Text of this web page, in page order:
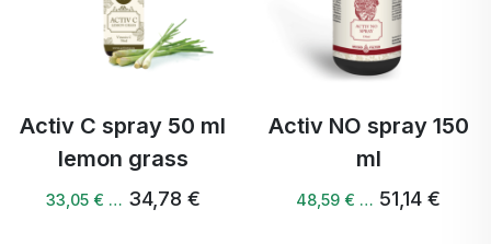
Activ C spray 50 ml
lemon grass
33,05 € … 34,78 €
Activ NO spray 150
ml
48,59 € … 51,14 €